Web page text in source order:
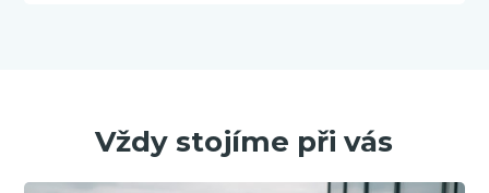
Vždy stojíme při vás